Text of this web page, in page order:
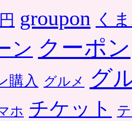
groupon く
ン クーポン
購入 グルメ グ
ホ チケット